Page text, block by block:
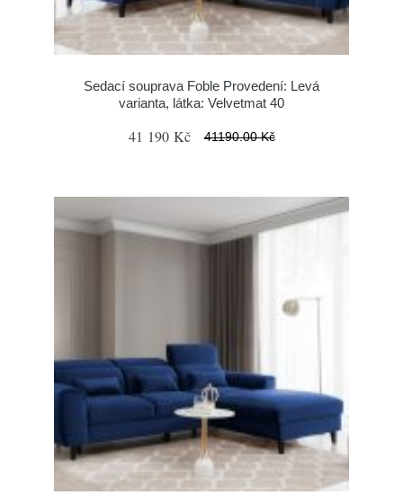
Sedací souprava Foble Provedení: Levá
varianta, látka: Velvetmat 40
41 190 Kč 41190.00 Kč